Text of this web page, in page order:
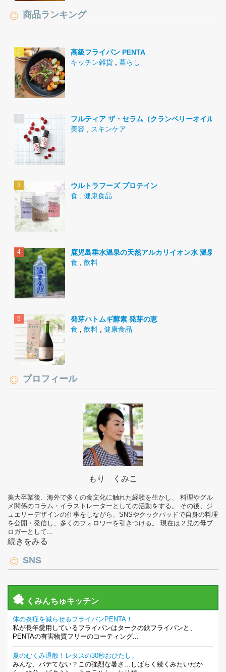
商品ランキング
高級フライパン PENTA
キッチン雑貨
暮らし
フルティア ザ・セラム（クランベリーオイル）
美容
スキンケア
ウルトラフーズ プロテイン
食
健康食品
鹿児島垂水温泉の天然アルカリイオン水 温泉水
食
飲料
発芽ハトムギ酵素 発芽の恵
食
飲料 健康食品
プロフィール
もり くみこ
美大卒業後、海外で多くの食文化に触れた経験を生かし、 料理やグル
メ関係のコラム・イラストレーターとしての活動をする。 その後、ジ
ュエリーデザインの仕事をしながら、SNSやクックパッドで自身の料理
を公開・発信し、多くのフォロワーを引きつける。 現在は２児の母ブ
ロガーとして...
続きをみる
SNS
くみんちゅキッチン
体の炎症を減らせるフライパンPENTA！
私が長年愛用しているフライパンはタークの鉄フライパンと、
PENTAの有害物質フリーのコーティング...
夏のむくみ退散！レタスの30秒おひたし。
みんな、バテてない？この強烈な暑さ…しばらく続くみたいだか